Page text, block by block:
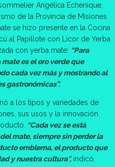
Angélica Echenique,
de la Provincia de Misiones
se hizo presente en la Cocina
al Papillote con Licor de Yerba
con yerba mate: “Para
es el oro verde que
cada vez más y mostrando al
gastronómicas”.
a los tipos y variedades de
sus usos y la innovación
“Cada vez se está
mate, siempre sin perder la
emblema, el producto que
y nuestra cultura”,indicó.